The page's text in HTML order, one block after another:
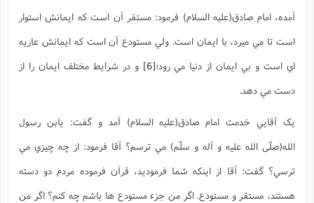
آمده، امام صادق(علیه السلام) فرمود: مستقر آن است که ايمانش استوار
است تا مي ميرد، با ايمان است. ولي مستودع آن است که ايمانش عاريه
اي است و بي ايمان از دنيا مي رود؛[6]
و در شرايط مختلف ايمان را از
دست مي دهد.
يک آقايي خدمت امام صادق(علیه السلام) آمد و گفت: يابن رسول
الله(صلّی الله علیه و آله و سلّم) مي ترسم؟ آقا فرمود: از چه چيزي مي
ترسي؟ گفت: آقا از اينکه شما فرموديد، قرآن فرموده مردم دو دسته
هستند، مستقر و مستودع. اگر من جزء مستودع ها باشم چه کنم؟ اگر من